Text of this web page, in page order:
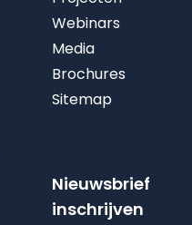
Webinars
Media
Brochures
Sitemap
Nieuwsbrief
inschrijven